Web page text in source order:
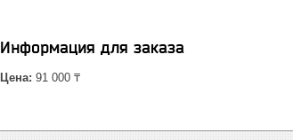
Информация для заказа
Цена: 91 000 ₸